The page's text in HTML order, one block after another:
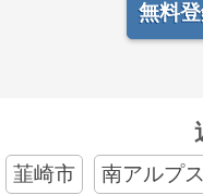
無料
韮崎市 南アルプ